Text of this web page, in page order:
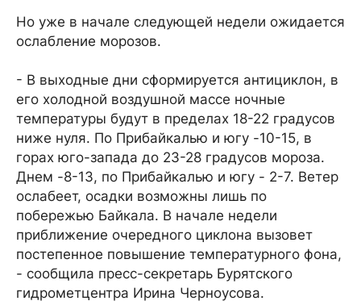
Но уже в начале следующей недели ожидается
ослабление морозов.
- В выходные дни сформируется антициклон, в
его холодной воздушной массе ночные
температуры будут в пределах 18-22 градусов
ниже нуля. По Прибайкалью и югу -10-15, в
горах юго-запада до 23-28 градусов мороза.
Днем -8-13, по Прибайкалью и югу - 2-7. Ветер
ослабеет, осадки возможны лишь по
побережью Байкала. В начале недели
приближение очередного циклона вызовет
постепенное повышение температурного фона,
- сообщила пресс-секретарь Бурятского
гидрометцентра Ирина Черноусова.